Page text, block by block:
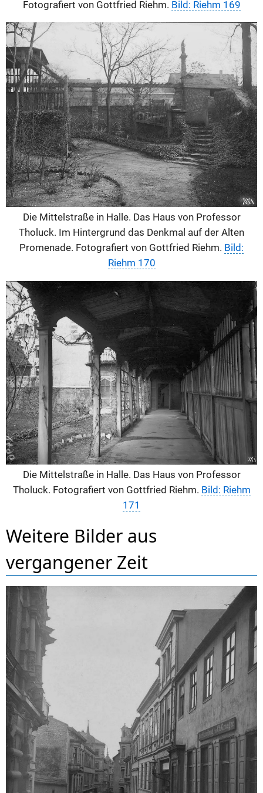
Fotografiert von Gottfried Riehm. Bild: Riehm 169
Die Mittelstraße in Halle. Das Haus von Professor
Tholuck. Im Hintergrund das Denkmal auf der Alten
Promenade. Fotografiert von Gottfried Riehm. Bild:
Riehm 170
Die Mittelstraße in Halle. Das Haus von Professor
Tholuck. Fotografiert von Gottfried Riehm. Bild: Riehm
171
Weitere Bilder aus
vergangener Zeit